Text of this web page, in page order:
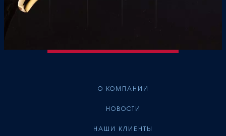
О КОМПАНИИ
НОВОСТИ
НАШИ КЛИЕНТЫ